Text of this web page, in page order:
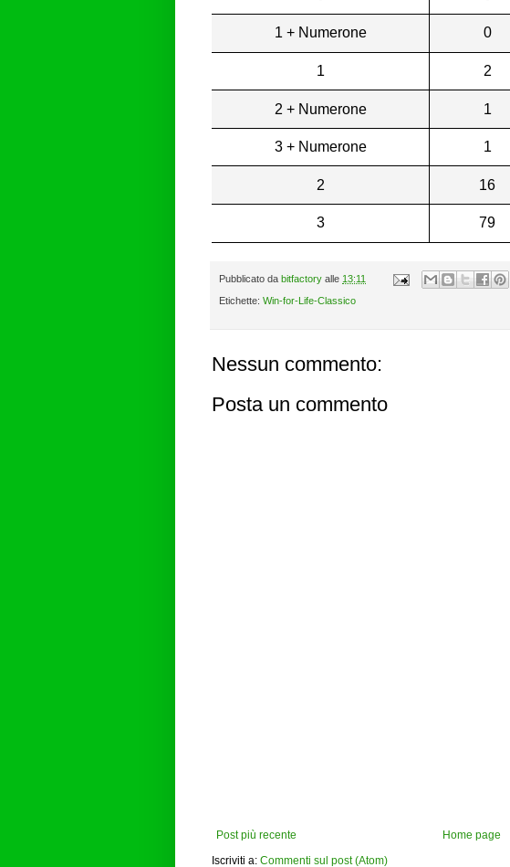
1 + Numerone 0
1 2
2 + Numerone 1
3 + Numerone 1
2 16
3 79
Pubblicato da bitfactory alle 13:11
Etichette: Win-for-Life-Classico
Nessun commento:
Posta un commento
Post più recente
Home page
Iscriviti a: Commenti sul post (Atom)